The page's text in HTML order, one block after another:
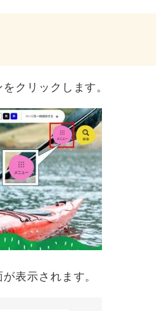
クリックします。
表示されます。